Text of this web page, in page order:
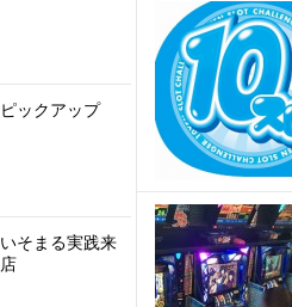
ピックアップ
いそまる実践来
店